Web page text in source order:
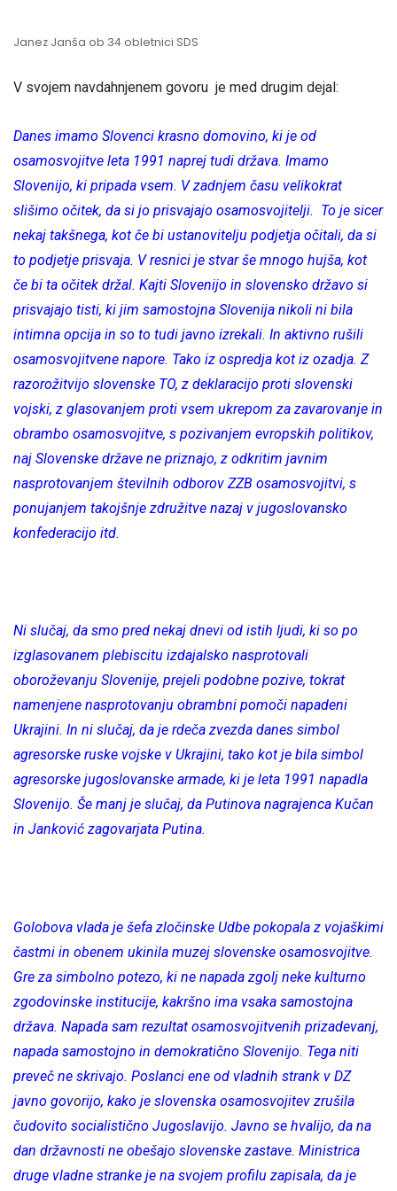
Janez Janša ob 34 obletnici SDS
V svojem navdahnjenem govoru je med drugim dejal:
Danes imamo Slovenci krasno domovino, ki je od
osamosvojitve leta 1991 naprej tudi država. Imamo
Slovenijo, ki pripada vsem. V zadnjem času velikokrat
slišimo očitek, da si jo prisvajajo osamosvojitelji. To je sicer
nekaj takšnega, kot če bi ustanovitelju podjetja očitali, da si
to podjetje prisvaja. V resnici je stvar še mnogo hujša, kot
če bi ta očitek držal. Kajti Slovenijo in slovensko državo si
prisvajajo tisti, ki jim samostojna Slovenija nikoli ni bila
intimna opcija in so to tudi javno izrekali. In aktivno rušili
osamosvojitvene napore. Tako iz ospredja kot iz ozadja. Z
razorožitvijo slovenske TO, z deklaracijo proti slovenski
vojski, z glasovanjem proti vsem ukrepom za zavarovanje in
obrambo osamosvojitve, s pozivanjem evropskih politikov,
naj Slovenske države ne priznajo, z odkritim javnim
nasprotovanjem številnih odborov ZZB osamosvojitvi, s
ponujanjem takojšnje združitve nazaj v jugoslovansko
konfederacijo itd.
Ni slučaj, da smo pred nekaj dnevi od istih ljudi, ki so po
izglasovanem plebiscitu izdajalsko nasprotovali
oboroževanju Slovenije, prejeli podobne pozive, tokrat
namenjene nasprotovanju obrambni pomoči napadeni
Ukrajini. In ni slučaj, da je rdeča zvezda danes simbol
agresorske ruske vojske v Ukrajini, tako kot je bila simbol
agresorske jugoslovanske armade, ki je leta 1991 napadla
Slovenijo. Še manj je slučaj, da Putinova nagrajenca Kučan
in Janković zagovarjata Putina.
Golobova vlada je šefa zločinske Udbe pokopala z vojaškimi
častmi in obenem ukinila muzej slovenske osamosvojitve.
Gre za simbolno potezo, ki ne napada zgolj neke kulturno
zgodovinske institucije, kakršno ima vsaka samostojna
država. Napada sam rezultat osamosvojitvenih prizadevanj,
napada samostojno in demokratično Slovenijo. Tega niti
preveč ne skrivajo. Poslanci ene od vladnih strank v DZ
javno govorijo, kako je slovenska osamosvojitev zrušila
čudovito socialistično Jugoslavijo. Javno se hvalijo, da na
dan državnosti ne obešajo slovenske zastave. Ministrica
druge vladne stranke je na svojem profilu zapisala, da je